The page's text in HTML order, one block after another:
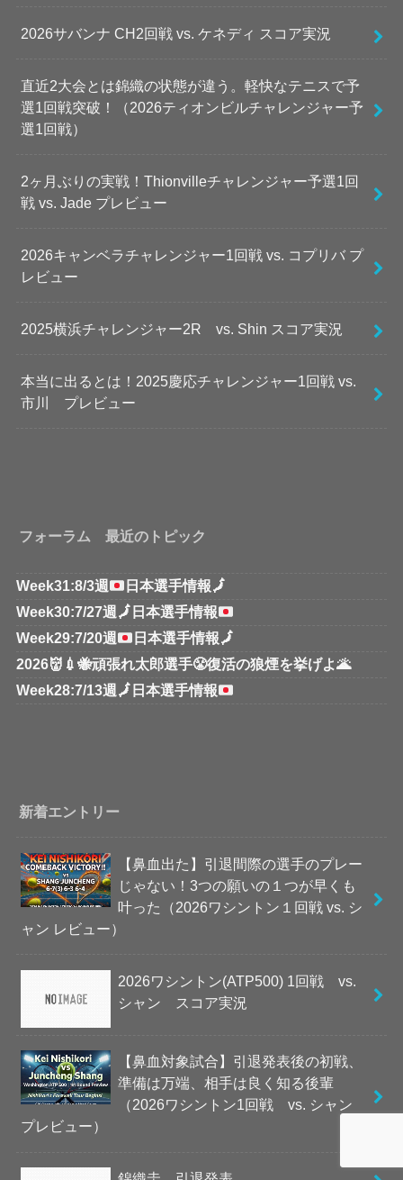
2026サバンナ CH2回戦 vs. ケネディ スコア実況
直近2大会とは錦織の状態が違う。軽快なテニスで予
選1回戦突破！（2026ティオンビルチャレンジャー予
選1回戦）
2ヶ月ぶりの実戦！Thionvilleチャレンジャー予選1回
戦 vs. Jade プレビュー
2026キャンベラチャレンジャー1回戦 vs. コプリバ プ
レビュー
2025横浜チャレンジャー2R vs. Shin スコア実況
本当に出るとは！2025慶応チャレンジャー1回戦 vs.
市川 プレビュー
フォーラム 最近のトピック
Week31:8/3週 日本選手情報🗾
Week30:7/27週 🗾 日本選手情報
Week29:7/20週
日本選手情報🗾
2026👹💉🐝頑張れ太郎選手😤復活の狼煙を挙げよ🌋
Week28:7/13週 🗾 日本選手情報
新着エントリー
【鼻血出た】引退間際の選手のプレー
じゃない！3つの願いの１つが早くも
叶った（2026ワシントン１回戦 vs. シ
ャン レビュー）
2026ワシントン(ATP500) 1回戦 vs.
シャン スコア実況
【鼻血対象試合】引退発表後の初戦、
準備は万端、相手は良く知る後輩
（2026ワシントン1回戦 vs. シャン
プレビュー）